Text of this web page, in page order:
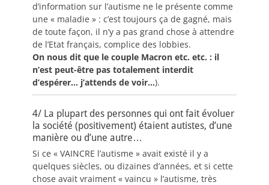
d’information sur l’autisme ne le présente comme
une « maladie » : c’est toujours ça de gagné, mais
de toute façon, il n’y a pas grand chose à attendre
de l’Etat français, complice des lobbies.
On nous dit que le couple Macron etc. etc. : il
n’est peut-être pas totalement interdit
d’espérer… j’attends de voir…).
4/ La plupart des personnes qui ont fait évoluer
la société (positivement) étaient autistes, d’une
manière ou d’une autre…
Si ce « VAINCRE l’autisme » avait existé il y a
quelques siècles, ou dizaines d’années, et si cette
chose avait vraiment « vaincu » l’autisme, très